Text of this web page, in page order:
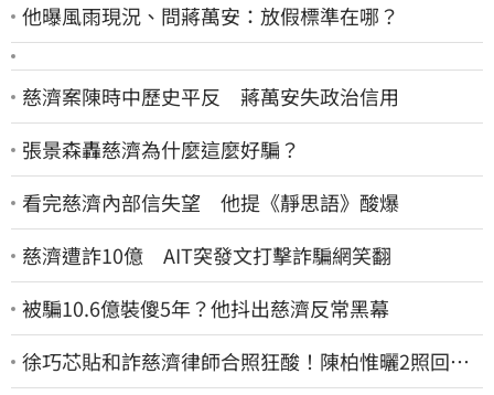
他曝風雨現況、問蔣萬安：放假標準在哪？
慈濟案陳時中歷史平反 蔣萬安失政治信用
張景森轟慈濟為什麼這麼好騙？
看完慈濟內部信失望 他提《靜思語》酸爆
慈濟遭詐10億 AIT突發文打擊詐騙網笑翻
被騙10.6億裝傻5年？他抖出慈濟反常黑幕
徐巧芯貼和詐慈濟律師合照狂酸！陳柏惟曬2照回擊
網笑翻